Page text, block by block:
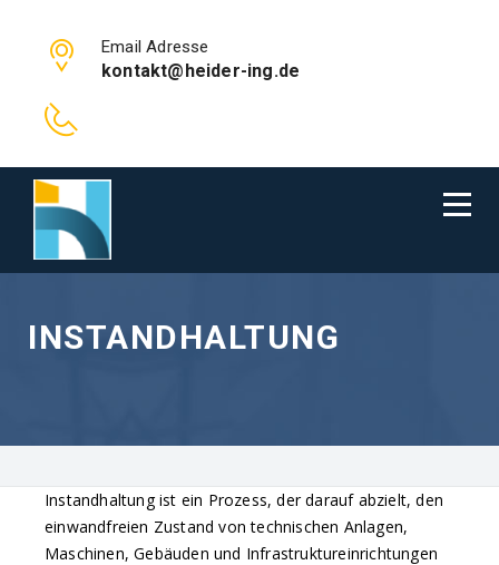
Email Adresse
kontakt@heider-ing.de
INSTANDHALTUNG
Instandhaltung ist ein Prozess, der darauf abzielt, den
einwandfreien Zustand von technischen Anlagen,
Maschinen, Gebäuden und Infrastruktureinrichtungen